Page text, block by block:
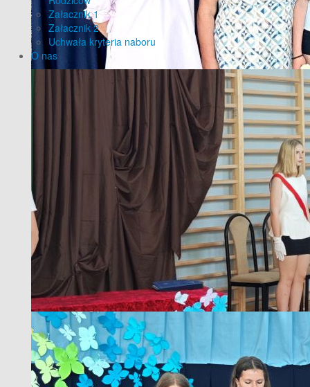
Załacznik 1
Załacznik 2
Uchwała kryteria naboru
O nas